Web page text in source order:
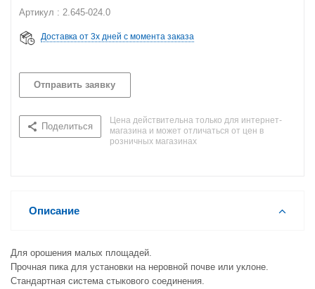
Артикул : 2.645-024.0
Доставка от 3х дней с момента заказа
Отправить заявку
Поделиться
Цена действительна только для интернет-
магазина и может отличаться от цен в
розничных магазинах
Описание
Для орошения малых площадей.
Прочная пика для установки на неровной почве или уклоне.
Стандартная система стыкового соединения.